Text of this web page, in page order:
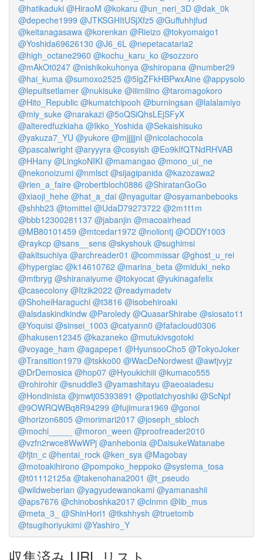
@hatikaduki @HiraoM @kokaru @un_neri_3D @dak_0k
@depeche1999 @JTKSGHItUSjXfz5 @Guffuhhjfud
@keitanagasawa @korenkan @Rieizo @tokyomaigo1
@Yoshida69626130 @J6_6L @nepetacataria2
@high_octane2960 @kochu_karu_ko @sozzoro
@mAkOt0247 @nishikokuhonya @shiropana @number29
@hai_kuma @sumoxo2525 @5lgZFkHBPwxAine @appysolo
@lepuitsetlamer @nukisuke @iiimiiino @taromagokoro
@Hito_Republic @kumatchipooh @burningsan @lalalamiyo
@miy_suke @narakazi @5oQSiQhsLEjSFyX
@alteredfuzkiaha @Ikko_Yoshida @Sekaishisuko
@yakuza7_YU @yukore @mjjjjjnl @nicolachocola
@pascalwright @aryyyra @cosyish @Eo9kIfQTNdRHVAB
@HHany @LingkoNIKI @mamangao @mono_ui_ne
@nekonoizumi @nmlsct @sijagipanida @kazozawa2
@rien_a_faire @robertbloch0886 @ShiratanGoGo
@xiaoji_hehe @hat_a_dai @nyaguitar @osyamanbebooks
@shhb23 @tomittel @UdaD79273722 @2m1t1m
@bbb12300281137 @jabanjin @macoairhead
@MB80101459 @mtcedar1972 @noliontj @ODDY1003
@raykcp @sans__sens @skyshouk @sughimsi
@akitsuchiya @archreader01 @commissar @ghost_u_rei
@hypergiac @k14610762 @marina_beta @miduki_neko
@mtbryg @shiranaiyume @tokyocat @yukinagafelix
@casecolony @Itzik2022 @readymadetv
@ShoheiHaraguchi @t3816 @isobehiroaki
@alsdaskindkindw @Paroledy @QuasarShirabe @siosato11
@Yoquisi @sinsei_1003 @catyann0 @fafacloud0306
@hakusen12345 @kazaneko @mutukivsgotoki
@voyage_ham @agapepe1 @HyunsooCho5 @TokyoJoker
@Transition1979 @tskko00 @WacDeNordwest @awtjvyjz
@DrDemosica @hop07 @Hyoukichiii @kumaco555
@rohirohir @snuddle3 @yamashitayu @aeoaiadesu
@Hondinista @jmwtj05393891 @potlatchyoshiki @ScNpf
@9OWRQWBq8R94299 @fujimura1969 @gonoi
@horizon6805 @morimari2017 @joseph_sbloch
@mochi_____
@moron_ween @proofreader2010
@vzfn2rwce8WwWPj @anhebonia @DaisukeWatanabe
@fjtn_c @hentai_rock @ken_sya @Magobay
@motoakihirono @pompoko_heppoko @systema_tosa
@t01112125a @takenohana2001 @t_pseudo
@wildweberian @yagyudewanokami @yamanashii
@aps7676 @chinoboshka2017 @clnmn @lib_mus
@meta_3_
@ShinHori1 @tkshhysh @truetomb
@tsugihoriyukimi @Yashiro_Y